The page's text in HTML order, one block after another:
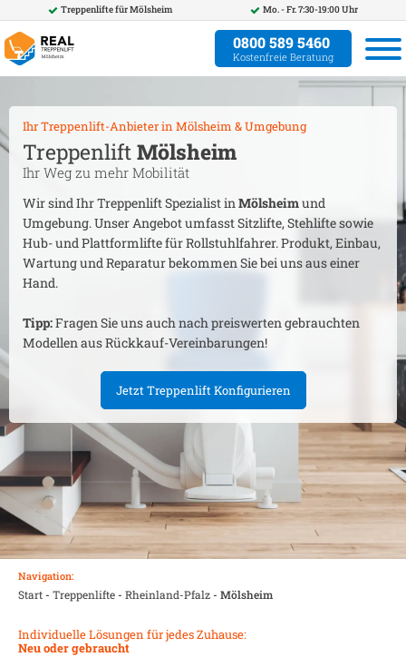
Treppenlifte fürMölsheim Mo. - Fr. 7:30-19:00 Uhr
0800 589 5460
Kostenfreie Beratung
Ihr Treppenlift-Anbieter in Mölsheim & Umgebung
Treppenlift Mölsheim
Ihr Weg zu mehr Mobilität
Wir sind Ihr Treppenlift Spezialist inMölsheimund
Umgebung. Unser Angebot umfasst Sitzlifte, Stehlifte sowie
Hub- und Plattformlifte für Rollstuhlfahrer. Produkt, Einbau,
Wartung und Reparatur bekommen Sie bei uns aus einer
Hand.
Tipp:Fragen Sie uns auch nach preiswerten gebrauchten
Modellen aus Rückkauf-Vereinbarungen!
Jetzt Treppenlift Konfigurieren
Navigation:
Start- Treppenlifte- Rheinland-Pfalz- Mölsheim
Individuelle Lösungen für jedes Zuhause:
Neu oder gebraucht